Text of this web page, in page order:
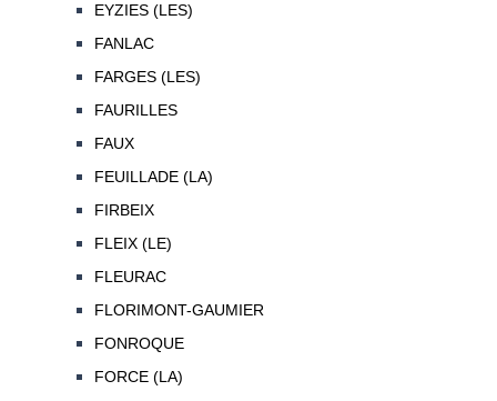
EYZIES (LES)
FANLAC
FARGES (LES)
FAURILLES
FAUX
FEUILLADE (LA)
FIRBEIX
FLEIX (LE)
FLEURAC
FLORIMONT-GAUMIER
FONROQUE
FORCE (LA)